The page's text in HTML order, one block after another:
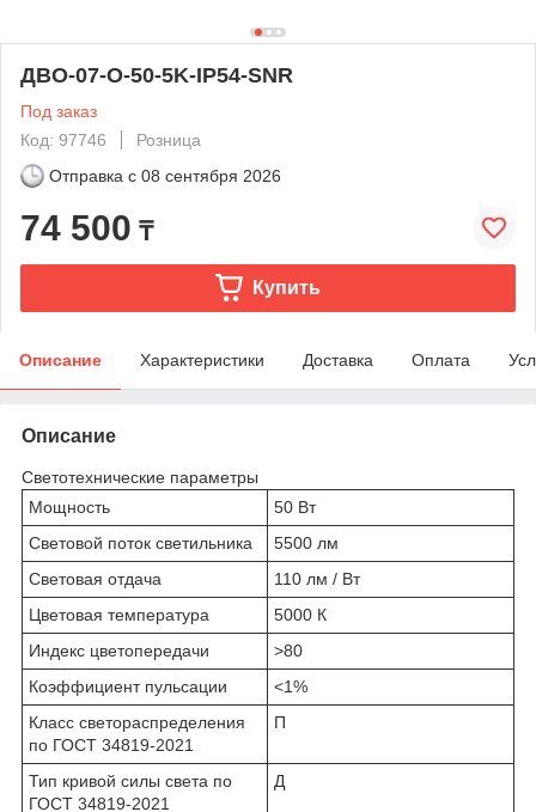
ДВО-07-О-50-5K-IP54-SNR
Под заказ
Код: 97746
Розница
Отправка с 08 сентября 2026
74 500 ₸
Купить
Описание Характеристики Доставка Оплата
Описание
Светотехнические параметры
Мощность
50 Вт
Световой поток светильника
5500 лм
Световая отдача
110 лм / Вт
Цветовая температура
5000 К
Индекс цветопередачи
>80
Коэффициент пульсации
<1%
Класс светораспределения
по ГОСТ 34819-2021
П
Тип кривой силы света по
ГОСТ 34819-2021
Д